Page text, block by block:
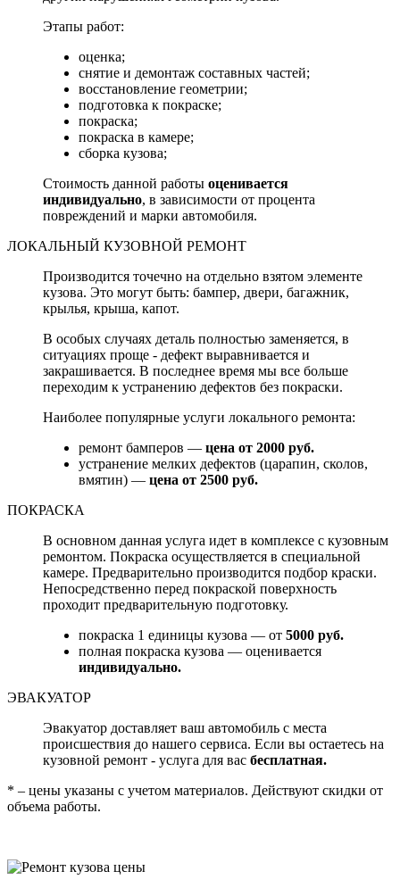
Этапы работ:
оценка;
снятие и демонтаж составных частей;
восстановление геометрии;
подготовка к покраске;
покраска;
покраска в камере;
сборка кузова;
Стоимость данной работы оценивается
индивидуально, в зависимости от процента
повреждений и марки автомобиля.
ЛОКАЛЬНЫЙ КУЗОВНОЙ РЕМОНТ
Производится точечно на отдельно взятом элементе
кузова. Это могут быть: бампер, двери, багажник,
крылья, крыша, капот.
В особых случаях деталь полностью заменяется, в
ситуациях проще - дефект выравнивается и
закрашивается. В последнее время мы все больше
переходим к устранению дефектов без покраски.
Наиболее популярные услуги локального ремонта:
ремонт бамперов — цена от 2000 руб.
устранение мелких дефектов (царапин, сколов,
вмятин) — цена от 2500 руб.
ПОКРАСКА
В основном данная услуга идет в комплексе с кузовным
ремонтом. Покраска осуществляется в специальной
камере. Предварительно производится подбор краски.
Непосредственно перед покраской поверхность
проходит предварительную подготовку.
покраска 1 единицы кузова — от 5000 руб.
полная покраска кузова — оценивается
индивидуально.
ЭВАКУАТОР
Эвакуатор доставляет ваш автомобиль с места
происшествия до нашего сервиса. Если вы остаетесь на
кузовной ремонт - услуга для вас бесплатная.
* – цены указаны с учетом материалов. Действуют скидки от
объема работы.